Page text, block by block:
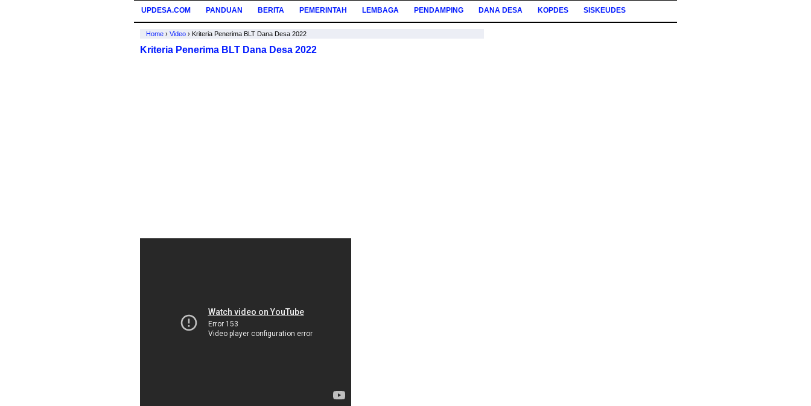
UPDESA.COM PANDUAN BERITA PEMERINTAH LEMBAGA PENDAMPING DANA DESA KOPDES SISKEUDES
Home › Video › Kriteria Penerima BLT Dana Desa 2022
Kriteria Penerima BLT Dana Desa 2022